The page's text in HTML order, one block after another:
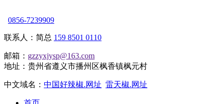
0856-7239909
联系人：简总 159 8501 0110
邮箱： gzzyxjysp@163.com
地址：贵州省遵义市播州区枫香镇枫元村
中文域名： 中国好辣椒.网址 雷天椒.网址